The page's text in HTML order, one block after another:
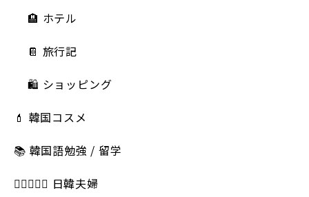
🏨 ホテル
📔 旅行記
🛍️ ショッピング
💄 韓国コスメ
📚 韓国語勉強 / 留学
👩🏻‍❤️‍👨🏻 日韓夫婦